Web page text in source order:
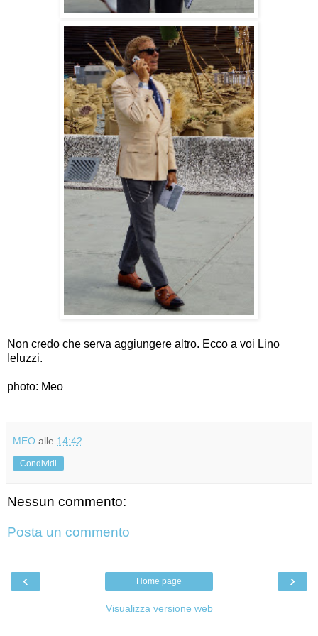
Non credo che serva aggiungere altro. Ecco a voi Lino
Ieluzzi.
photo: Meo
MEO alle 14:42
Condividi
Nessun commento:
Posta un commento
‹ ›
Home page
Visualizza versione web